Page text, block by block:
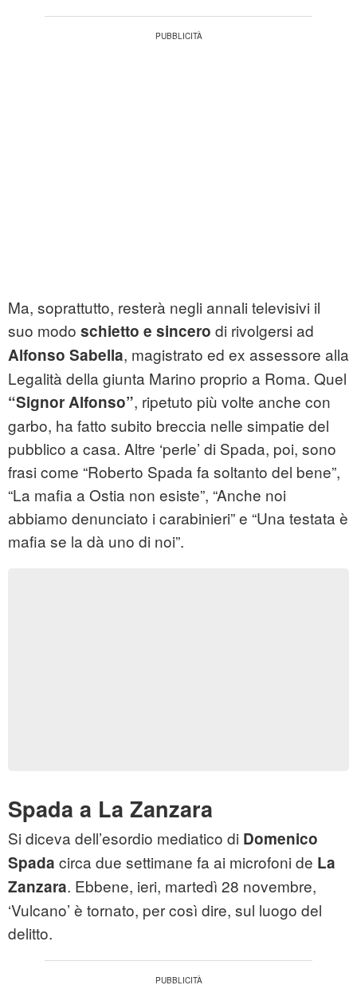
Ma, soprattutto, resterà negli annali televisivi il
suo modo schietto e sincero di rivolgersi ad
Alfonso Sabella, magistrato ed ex assessore alla
Legalità della giunta Marino proprio a Roma. Quel
“Signor Alfonso”, ripetuto più volte anche con
garbo, ha fatto subito breccia nelle simpatie del
pubblico a casa. Altre ‘perle’ di Spada, poi, sono
frasi come “Roberto Spada fa soltanto del bene”,
“La mafia a Ostia non esiste”, “Anche noi
abbiamo denunciato i carabinieri” e “Una testata è
mafia se la dà uno di noi”.
Spada a La Zanzara
Si diceva dell’esordio mediatico di Domenico
Spada circa due settimane fa ai microfoni de La
Zanzara. Ebbene, ieri, martedì 28 novembre,
‘Vulcano’ è tornato, per così dire, sul luogo del
delitto.